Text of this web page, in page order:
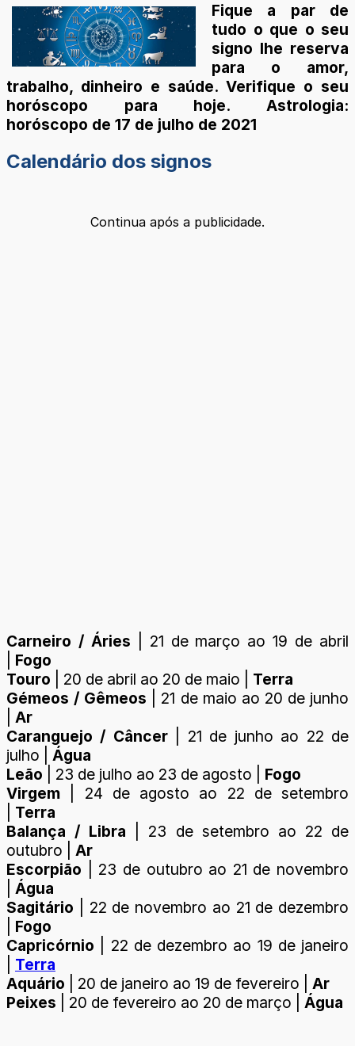
Fique a par de
tudo o que o seu
signo lhe reserva
para o amor,
trabalho, dinheiro e saúde. Verifique o seu
horóscopo para hoje. Astrologia:
horóscopo de 17 de julho de 2021
Calendário dos signos
Continua após a publicidade.
Carneiro / Áries | 21 de março ao 19 de abril
Fogo
Touro | 20 de abril ao 20 de maio | Terra
Gémeos / Gêmeos | 21 de maio ao 20 de junho
Ar
Caranguejo / Câncer| 21 de junho ao 22 de
julho | Água
Leão | 23 de julho ao 23 de agosto | Fogo
Virgem | 24 de agosto ao 22 de setembro
Terra
Balança / Libra | 23 de setembro ao 22 de
outubro | Ar
Escorpião | 23 de outubro ao 21 de novembro
Água
Sagitário | 22 de novembro ao 21 de dezembro
Fogo
Capricórnio | 22 de dezembro ao 19 de janeiro
Terra
Aquário | 20 de janeiro ao 19 de fevereiro | Ar
Peixes | 20 de fevereiro ao 20 de março | Água